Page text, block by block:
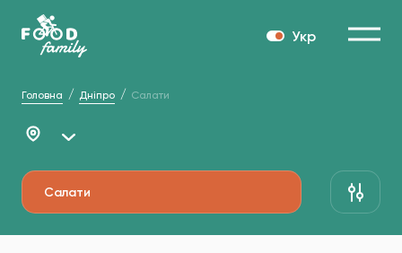
Укр
Головна Дніпро Салати
Салати